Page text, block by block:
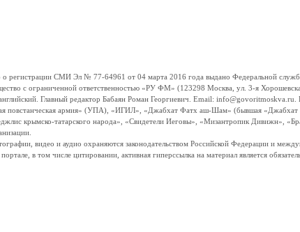
СМИ Эл № 77-64961 от 04 марта 2016 года выдано Федеральной
с ограниченной ответственностью «РУ ФМ» (123298 Москва, ул. 3-я
Главный редактор Бабаян Роман Георгиевич. Email:
повстанческая армия» (УПА), «ИГИЛ», «Джабхат Фатх аш-Шам» (бывшая
татарского народа», «Свидетели Иеговы», «Мизантропик Дивижн»,
видео и аудио охраняются законодательством Российской Федерации и
в том числе цитировании, активная гиперссылка на материал является